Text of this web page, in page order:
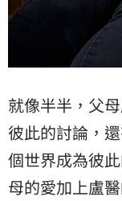
就像半半，父
彼此的討論，
個世界成為彼
母的愛加上盧